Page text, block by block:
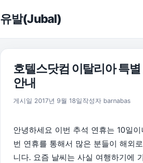
유발(Jubal)
호텔스닷컴 이탈리아 특별
안내
게시일 2017년 9월 18일 2019년 3월 19일
작성자 barnabas
안녕하세요 이번 추석 연휴는 10일
번 연휴를 통해서 많은 분들이 해외
니다. 요즘 날씨는 사실 여행하기에